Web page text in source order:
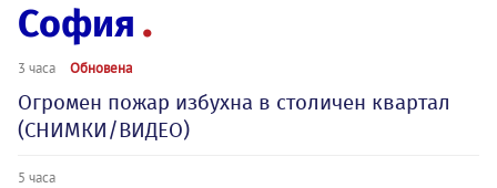
София
3 часа Обновена
Огромен пожар избухна в столичен квартал
(СНИМКИ/ВИДЕО)
5 часа